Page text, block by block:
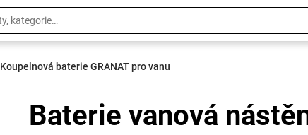
Koupelnová baterie GRANAT pro vanu
Baterie vanová